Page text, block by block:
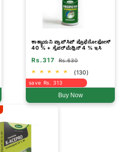
ಕಾತ್ಯಾಯನಿ ಪ್ರಾಪ್‌ಸಿಪ್ ಪ್ರೊಫೆನೋಫೋಸ್
40 % + ಸೈಪರ್‌ಮೆಥ್ರಿನ್ 4 % ಇಸಿ
Rs.317 Rs.630
(130)
save Rs. 313
Buy Now